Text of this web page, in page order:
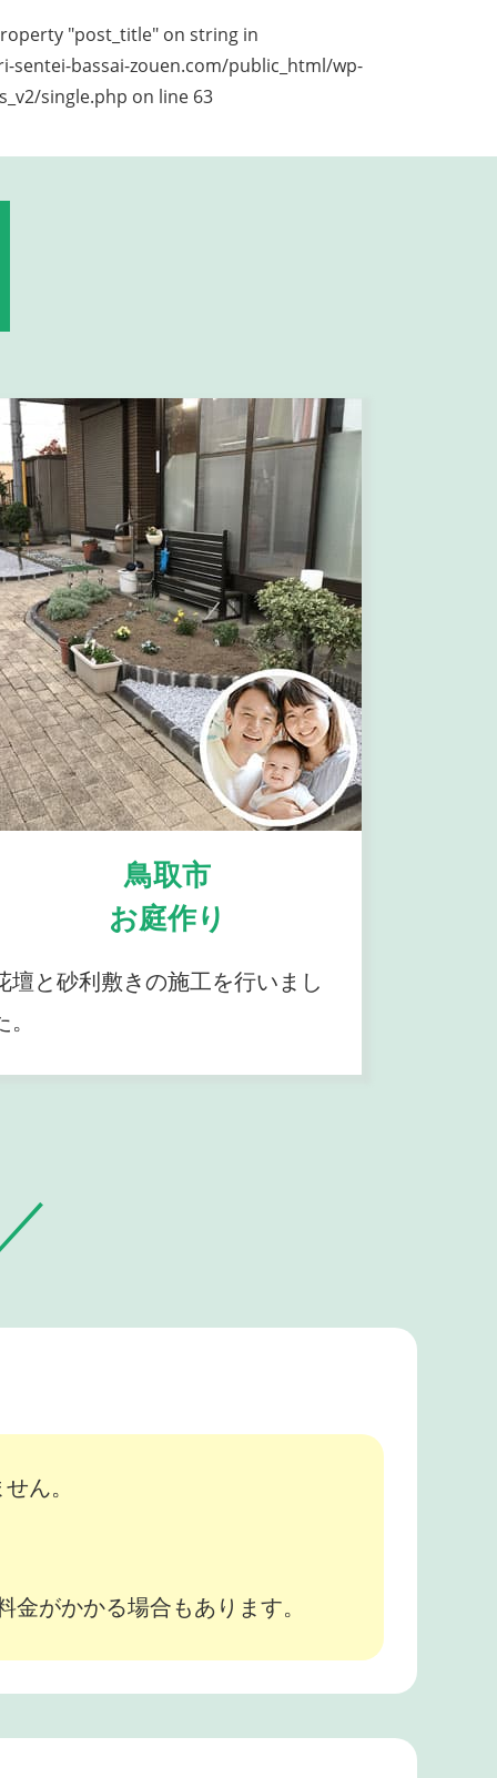
"post_title" on string in
sentei-bassai-zouen.com/public_html/wp-
single.php on line 63
鳥取市
お庭作り
壇と砂利敷きの施工を行いまし
ん。
がかかる場合もあります。